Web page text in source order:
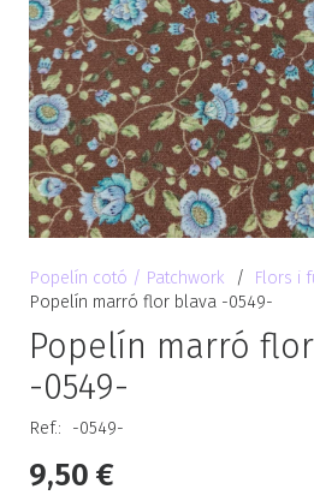
Popelín cotó / Patchwork / Flors i
Popelín marró flor blava -0549-
Popelín marró
-0549-
Ref.: -0549-
9,50 €